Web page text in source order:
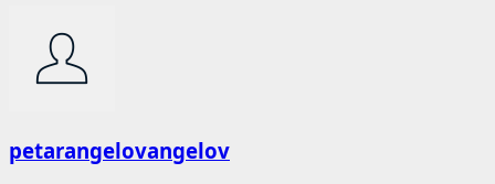
petarangelovangelov